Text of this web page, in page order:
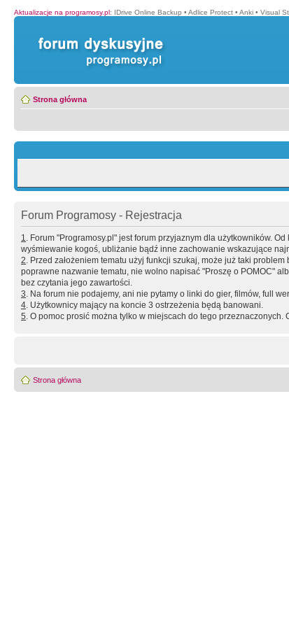
Aktualizacje na programosy.pl: IDrive Online Backup • Adlice Protect • Anki • Visual
Strona główna
Forum Programosy - Rejestracja
1. Forum "Programosy.pl" jest forum przyjaznym dla użytkowników.
wyśmiewanie kogoś, ubliżanie bądź inne zachowanie wskazujące
2. Przed założeniem tematu użyj funkcji szukaj, może już taki
poprawne nazwanie tematu, nie wolno napisać "Proszę o POMOC"
bez czytania jego zawartości.
3. Na forum nie podajemy, ani nie pytamy o linki do gier, filmów, full
4. Użytkownicy mający na koncie 3 ostrzeżenia będą banowani.
5. O pomoc prosić można tylko w miejscach do tego przeznaczonych.
Strona główna